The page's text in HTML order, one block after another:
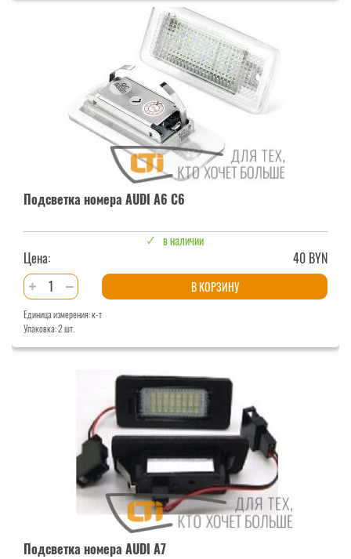
Подсветка номера AUDI A6 С6
в наличии
Цена:
40 BYN
Количество
товара
Подсветка
номера
В КОРЗИНУ
Единица измерения: к-т
Упаковка: 2 шт.
Подсветка номера AUDI A7